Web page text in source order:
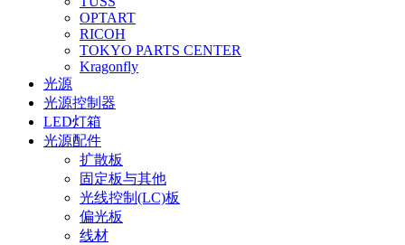
OPTART
RICOH
TOKYO PARTS CENTER
Kragonfly
光源
光源控制器
LED灯箱
光源配件
扩散板
固定板与其他
光线控制(LC)板
偏光板
线材